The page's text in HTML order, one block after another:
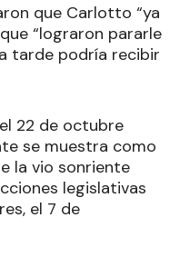
que Carlotto “ya
“lograron pararle
tarde podría recibir
22 de octubre
se muestra como
la vio sonriente
legislativas
el 7 de